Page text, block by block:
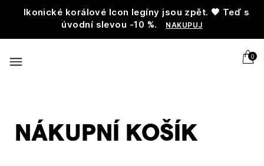
Ikonické korálové Icon legíny jsou zpět. 🧡 Teď s
úvodní slevou -10 %.
NAKUPUJ
0
NÁKUPNÍ KOŠÍK